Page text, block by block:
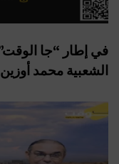
في إطار “جا
الشعبية محمد